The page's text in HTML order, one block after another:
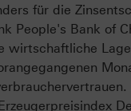
für die
People's Bank of
wirtschaftliche